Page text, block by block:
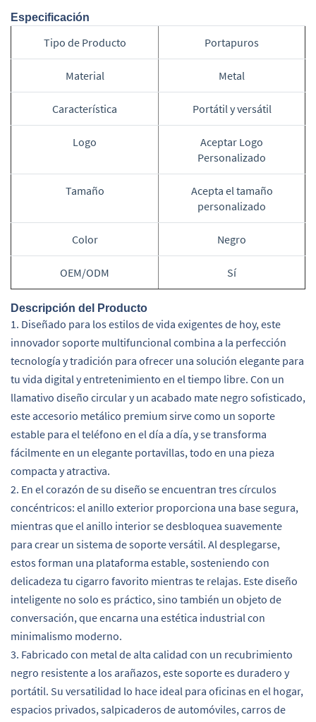
Especificación
Tipo de Producto Portapuros
Material Metal
Característica Portátil y versátil
Logo
Aceptar Logo
Personalizado
Tamaño
Acepta el tamaño
personalizado
Color Negro
OEM/ODM Sí
Descripción del Producto
1. Diseñado para los estilos de vida exigentes de hoy, este
innovador soporte multifuncional combina a la perfección
tecnología y tradición para ofrecer una solución elegante para
tu vida digital y entretenimiento en el tiempo libre. Con un
llamativo diseño circular y un acabado mate negro sofisticado,
este accesorio metálico premium sirve como un soporte
estable para el teléfono en el día a día, y se transforma
fácilmente en un elegante portavillas, todo en una pieza
compacta y atractiva.
2. En el corazón de su diseño se encuentran tres círculos
concéntricos: el anillo exterior proporciona una base segura,
mientras que el anillo interior se desbloquea suavemente
para crear un sistema de soporte versátil. Al desplegarse,
estos forman una plataforma estable, sosteniendo con
delicadeza tu cigarro favorito mientras te relajas. Este diseño
inteligente no solo es práctico, sino también un objeto de
conversación, que encarna una estética industrial con
minimalismo moderno.
3. Fabricado con metal de alta calidad con un recubrimiento
negro resistente a los arañazos, este soporte es duradero y
portátil. Su versatilidad lo hace ideal para oficinas en el hogar,
espacios privados, salpicaderos de automóviles, carros de